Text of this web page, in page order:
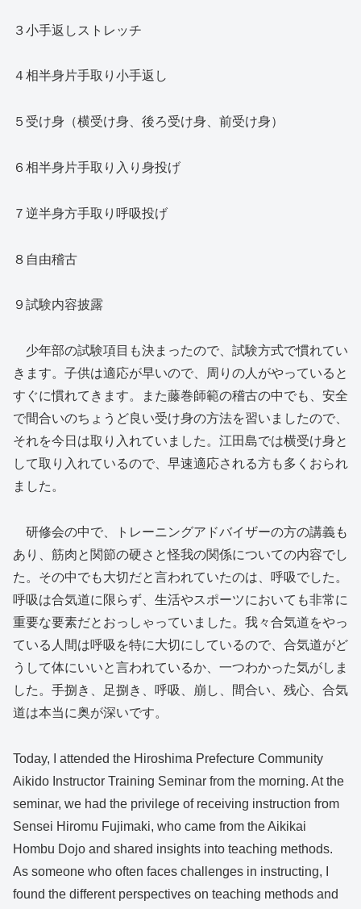
３小手返しストレッチ
４相半身片手取り小手返し
５受け身（横受け身、後ろ受け身、前受け身）
６相半身片手取り入り身投げ
７逆半身方手取り呼吸投げ
８自由稽古
９試験内容披露
少年部の試験項目も決まったので、試験方式で慣れてい
きます。子供は適応が早いので、周りの人がやっていると
すぐに慣れてきます。また藤巻師範の稽古の中でも、安全
で間合いのちょうど良い受け身の方法を習いましたので、
それを今日は取り入れていました。江田島では横受け身と
して取り入れているので、早速適応される方も多くおられ
ました。
研修会の中で、トレーニングアドバイザーの方の講義も
あり、筋肉と関節の硬さと怪我の関係についての内容でし
た。その中でも大切だと言われていたのは、呼吸でした。
呼吸は合気道に限らず、生活やスポーツにおいても非常に
重要な要素だとおっしゃっていました。我々合気道をやっ
ている人間は呼吸を特に大切にしているので、合気道がど
うして体にいいと言われているか、一つわかった気がしま
した。手捌き、足捌き、呼吸、崩し、間合い、残心、合気
道は本当に奥が深いです。
Today, I attended the Hiroshima Prefecture Community
Aikido Instructor Training Seminar from the morning. At the
seminar, we had the privilege of receiving instruction from
Sensei Hiromu Fujimaki, who came from the Aikikai
Hombu Dojo and shared insights into teaching methods.
As someone who often faces challenges in instructing, I
found the different perspectives on teaching methods and